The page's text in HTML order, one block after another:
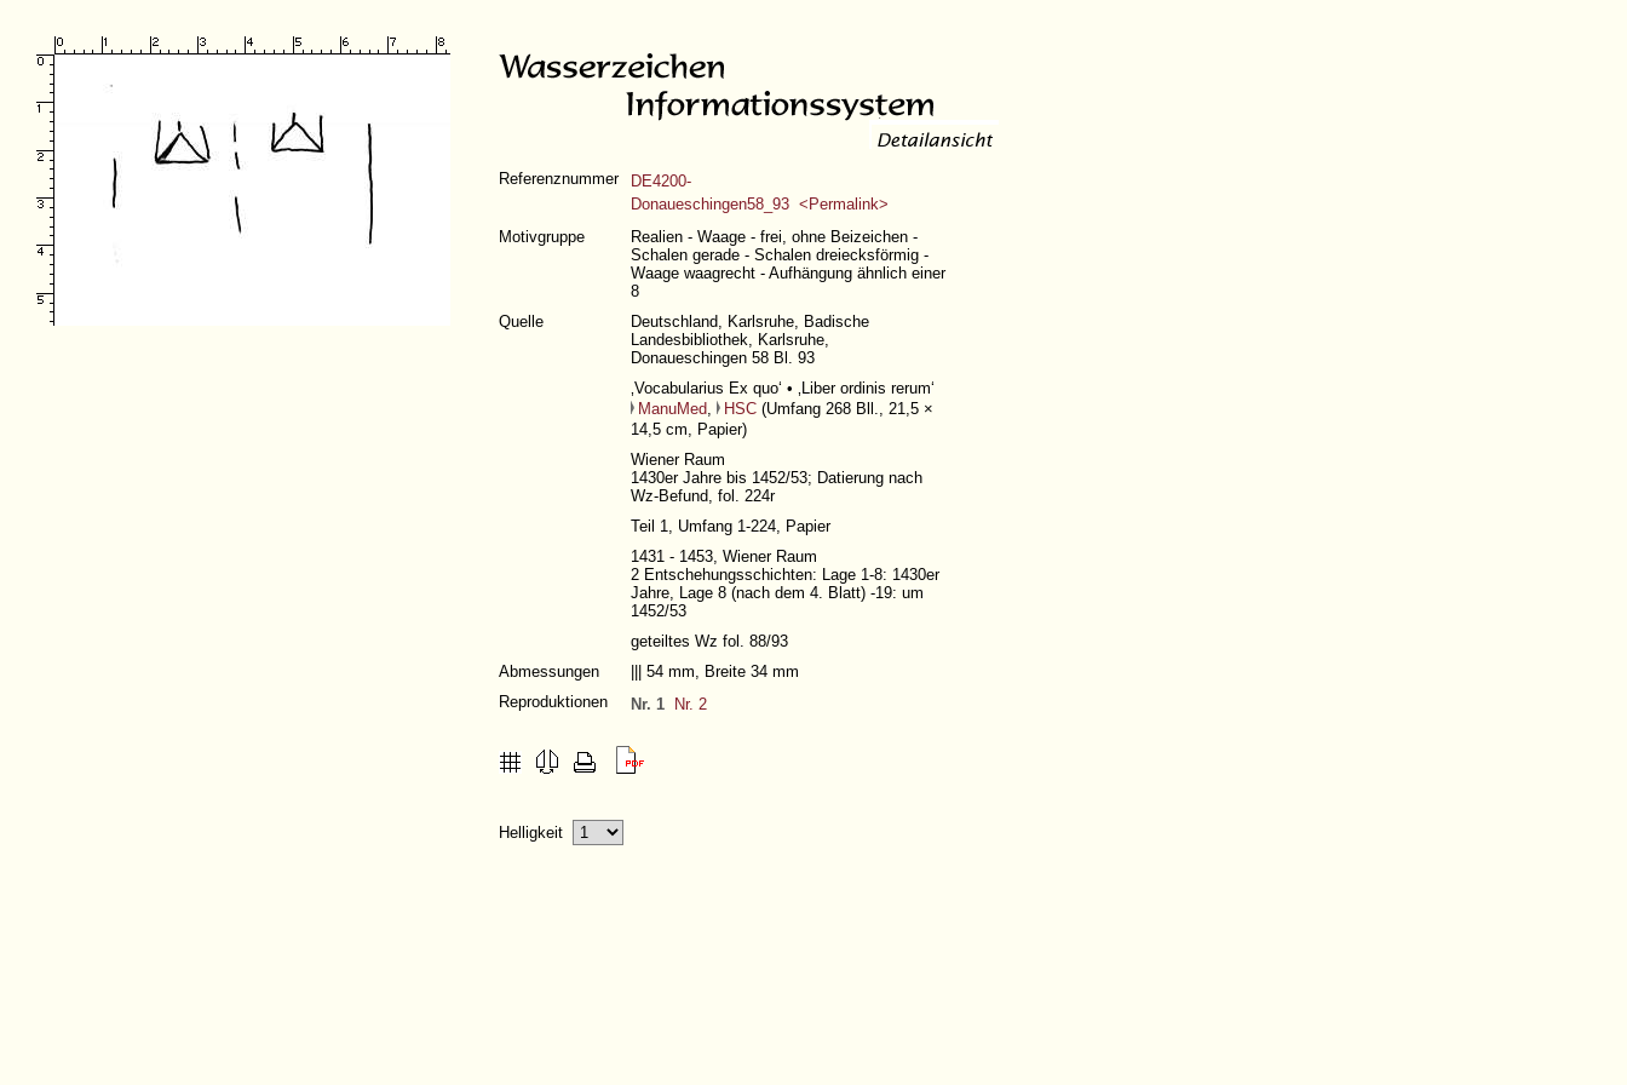
Referenznummer
DE4200-
Donaueschingen58_93 <Permalink>
Motivgruppe
Realien - Waage - frei, ohne Beizeichen -
Schalen gerade - Schalen dreiecksförmig -
Waage waagrecht - Aufhängung ähnlich einer
8
Quelle
Deutschland, Karlsruhe, Badische
Landesbibliothek, Karlsruhe,
Donaueschingen 58 Bl. 93
‚Vocabularius Ex quo‘ • ‚Liber ordinis rerum‘
ManuMed, HSC (Umfang 268 Bll., 21,5 ×
14,5 cm, Papier)
Wiener Raum
1430er Jahre bis 1452/53; Datierung nach
Wz-Befund, fol. 224r
Teil 1, Umfang 1-224, Papier
1431 - 1453, Wiener Raum
2 Entschehungsschichten: Lage 1-8: 1430er
Jahre, Lage 8 (nach dem 4. Blatt) -19: um
1452/53
geteiltes Wz fol. 88/93
Abmessungen
||| 54 mm, Breite 34 mm
Reproduktionen
Nr. 1 Nr. 2
Helligkeit